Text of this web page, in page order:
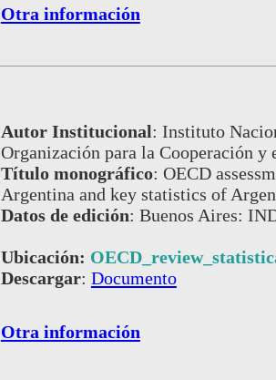
Otra información
Autor Institucional: Instituto
Organización para la Cooperación
Título monográfico: OECD
Argentina and key statistics of
Datos de edición: Buenos Aires:
Ubicación:
Descargar: Documento
Otra información